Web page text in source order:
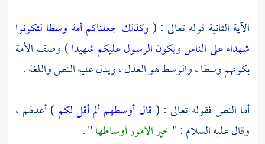
الآية الثانية قوله تعالى : (وكذلك جعلناكم أمة وسطا لتكونوا
شهداء على الناس ويكون الرسول عليكم شهيدا) وصف الأمة
بكونهم وسطا ، والوسط هو العدل ، ويدل عليه النص واللغة .
أما النص فقوله تعالى : (قال أوسطهم ألم أقل لكم) أعدلهم ،
وقال عليه السلام : "خير الأمور أوساطها" .